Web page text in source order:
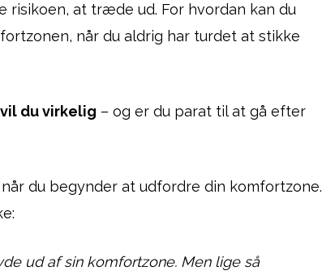
risikoen, at træde ud. For hvordan kan du
når du aldrig har turdet at stikke
du virkelig – og er du parat til at gå efter
du begynder at udfordre din komfortzone.
ud af sin komfortzone. Men lige så